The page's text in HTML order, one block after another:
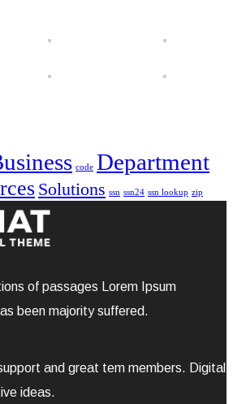
code Department
Solutions ssn ssn24 ssn lookup zip
of passages Lorem Ipsum
been majority suffered.
and great tem members. Digital
ideas.